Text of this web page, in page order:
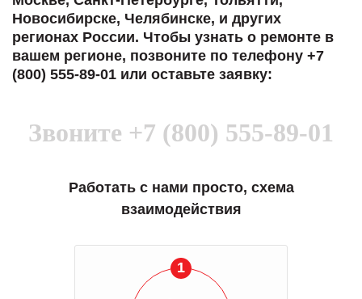
Новосибирске, Челябинске, и других
регионах России. Чтобы узнать о ремонте в
вашем регионе, позвоните по телефону +7
(800) 555-89-01 или оставьте заявку:
Звоните +7 (800) 555-89-01
Работать с нами просто, схема
взаимодействия
1